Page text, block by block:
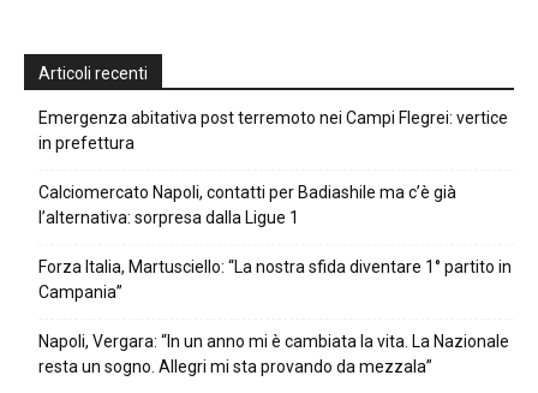
Articoli recenti
Emergenza abitativa post terremoto nei Campi Flegrei: vertice
in prefettura
Calciomercato Napoli, contatti per Badiashile ma c’è già
l’alternativa: sorpresa dalla Ligue 1
Forza Italia, Martusciello: “La nostra sfida diventare 1° partito in
Campania”
Napoli, Vergara: “In un anno mi è cambiata la vita. La Nazionale
resta un sogno. Allegri mi sta provando da mezzala”